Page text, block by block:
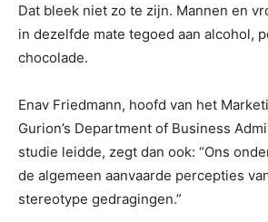
Dat bleek niet zo te zijn. Mannen en
in dezelfde mate tegoed aan alcohol,
chocolade.
Enav Friedmann, hoofd van het
Gurion’s Department of Business
studie leidde, zegt dan ook: “Ons
de algemeen aanvaarde percepties
stereotype gedragingen.”